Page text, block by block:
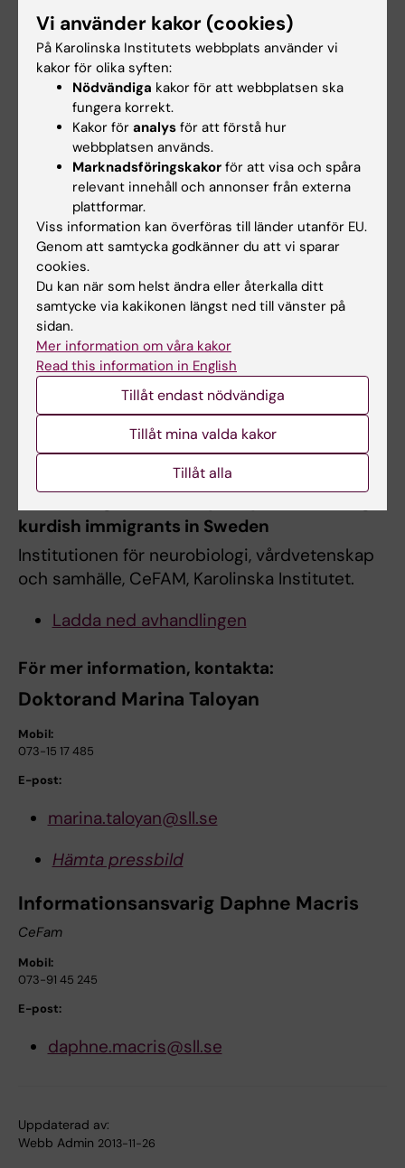
politiska oroligheter och förföljelser, säger
Marina Taloyan.
Hon pekar även på att det behövs mer
kunskap om kurdernas hälsa kopplat till tiden
före och efter migrationen för att bättre kunna
hjälpa dem och andra grupper i liknande
situation innan de hamnar i en djup eller akut
- Det här är den första svenska studien om
hälsan bland kurder från Turkiet. Det vore
intressant att exempelvis få mer fakta om
varför de kurdiska kvinnorna mår dåligt
exempelvis genom att intervjua dem om
deras livserfarenheter och situation före och
efter migrationen.
Avhandling:
Marina Taloyan
kurdish immigrants in Sweden
Institutionen för neurobiologi, vårdvetenskap
och samhälle, CeFAM, Karolinska Institutet.
Ladda ned avhandlingen
För mer information, kontakta:
Doktorand Marina Taloyan
Mobil:
073-15 17 485
E-post:
marina.taloyan@sll.se
Hämta pressbild
Informationsansvarig Daphne Macris
CeFam
Mobil:
073-91 45 245
E-post:
daphne.macris@sll.se
Uppdaterad av:
Webb Admin 2013-11-26
Vi använder kakor (cookies)
På Karolinska Institutets webbplats använder vi
kakor för olika syften:
Nödvändiga kakor för att webbplatsen ska
fungera korrekt.
Kakor för analys för att förstå hur
webbplatsen används.
Marknadsföringskakor för att visa och spåra
relevant innehåll och annonser från externa
plattformar.
Viss information kan överföras till länder utanför EU.
Genom att samtycka godkänner du att vi sparar
cookies.
Du kan när som helst ändra eller återkalla ditt
samtycke via kakikonen längst ned till vänster på
sidan.
Mer information om våra kakor
Read this information in English
Tillåt endast nödvändiga
Tillåt mina valda kakor
Tillåt alla